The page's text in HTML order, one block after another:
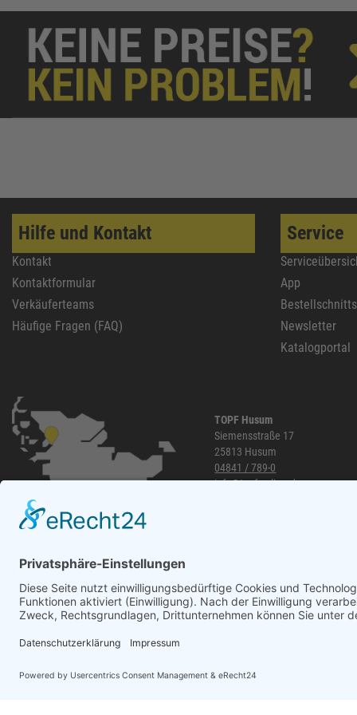
Hilfe und Kontakt
Kontakt
Kontaktformular
Verkäuferteams
Häufige Fragen (FAQ)
Service
App
Newsletter
Katalogportal
TOPF Husum
Siemensstraße 17
25813 Husum
04841 / 789-0
info@topf-online.de